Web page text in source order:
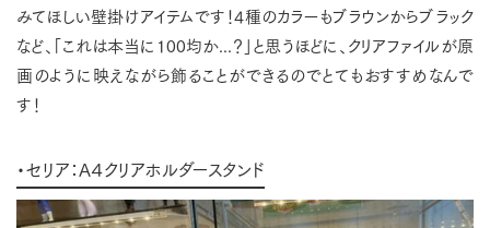
みてほしい壁掛けアイテムです！4種のカラーもブラウンからブラック
など、「これは本当に100均か...？」と思うほどに、クリアファイルが原
画のように映えながら飾ることができるのでとてもおすすめなんで
す！
・セリア：A４クリアホルダースタンド